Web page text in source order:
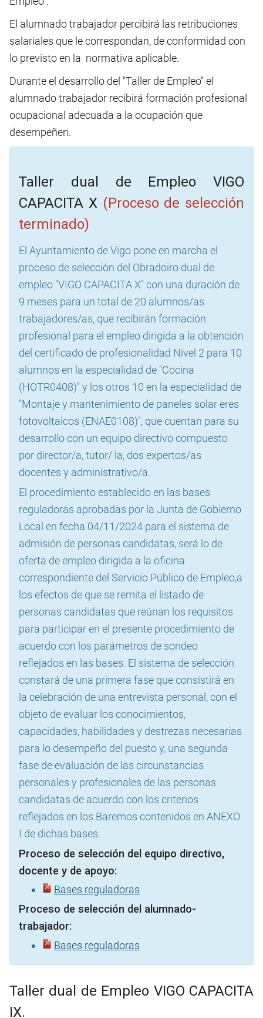
El alumnado trabajador percibirá las retribuciones
salariales que le correspondan, de conformidad con
lo previsto en la normativa aplicable.
Durante el desarrollo del "Taller de Empleo" el
alumnado trabajador recibirá formación profesional
ocupacional adecuada a la ocupación que
desempeñen.
Taller dual de Empleo VIGO
CAPACITA X (Proceso de selección
terminado)
El Ayuntamiento de Vigo pone en marcha el
proceso de selección del Obradoiro dual de
empleo "VIGO CAPACITA X" con una duración de
9 meses para un total de 20 alumnos/as
trabajadores/as, que recibirán formación
profesional para el empleo dirigida a la obtención
del certificado de profesionalidad Nivel 2 para 10
alumnos en la especialidad de "Cocina
(HOTR0408)" y los otros 10 en la especialidad de
"Montaje y mantenimiento de paneles solar eres
fotovoltaicos (ENAE0108)", que cuentan para su
desarrollo con un equipo directivo compuesto
por director/a, tutor/ la, dos expertos/as
docentes y administrativo/a.
El procedimiento establecido en las bases
reguladoras aprobadas por la Junta de Gobierno
Local en fecha 04/11/2024 para el sistema de
admisión de personas candidatas, será lo de
oferta de empleo dirigida a la oficina
correspondiente del Servicio Público de Empleo,a
los efectos de que se remita el listado de
personas candidatas que reúnan los requisitos
para participar en el presente procedimiento de
acuerdo con los parámetros de sondeo
reflejados en las bases. El sistema de selección
constará de una primera fase que consistirá en
la celebración de una entrevista personal, con el
objeto de evaluar los conocimientos,
capacidades, habilidades y destrezas necesarias
para lo desempeño del puesto y, una segunda
fase de evaluación de las circunstancias
personales y profesionales de las personas
candidatas de acuerdo con los criterios
reflejados en los Baremos contenidos en ANEXO
I de dichas bases.
Proceso de selección del equipo directivo,
docente y de apoyo:
Bases reguladoras
Proceso de selección del alumnado-
trabajador:
Bases reguladoras
Taller dual de Empleo VIGO CAPACITA
IX.